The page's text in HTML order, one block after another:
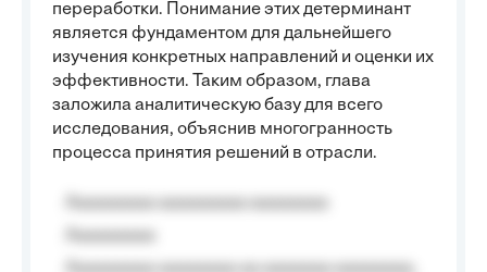
переработки. Понимание этих детерминант
является фундаментом для дальнейшего
изучения конкретных направлений и оценки их
эффективности. Таким образом, глава
заложила аналитическую базу для всего
исследования, объяснив многогранность
процесса принятия решений в отрасли.